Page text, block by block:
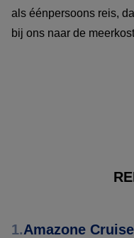
als éénpersoons reis,
bij ons naar de
1.Amazone